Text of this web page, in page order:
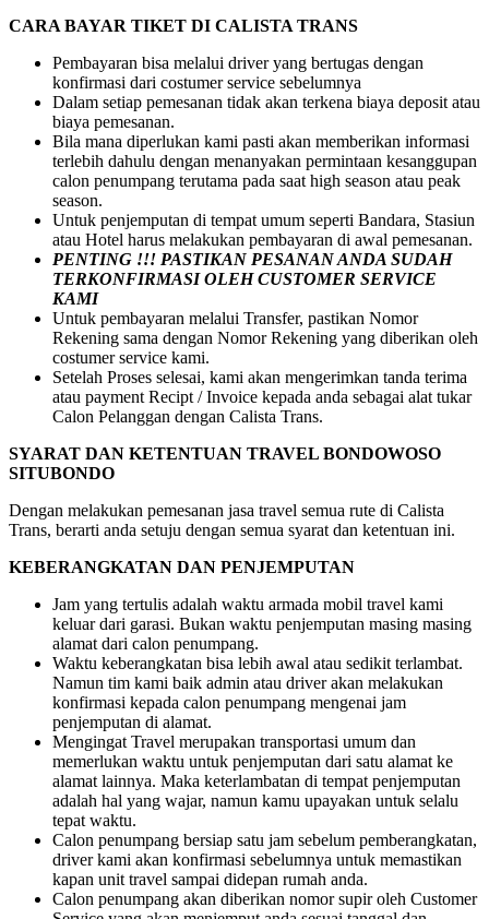
CARA BAYAR TIKET DI CALISTA TRANS
Pembayaran bisa melalui driver yang bertugas dengan
konfirmasi dari costumer service sebelumnya
Dalam setiap pemesanan tidak akan terkena biaya deposit atau
biaya pemesanan.
Bila mana diperlukan kami pasti akan memberikan informasi
terlebih dahulu dengan menanyakan permintaan kesanggupan
calon penumpang terutama pada saat high season atau peak
season.
Untuk penjemputan di tempat umum seperti Bandara, Stasiun
atau Hotel harus melakukan pembayaran di awal pemesanan.
PENTING !!! PASTIKAN PESANAN ANDA SUDAH
TERKONFIRMASI OLEH CUSTOMER SERVICE
KAMI
Untuk pembayaran melalui Transfer, pastikan Nomor
Rekening sama dengan Nomor Rekening yang diberikan oleh
costumer service kami.
Setelah Proses selesai, kami akan mengerimkan tanda terima
atau payment Recipt / Invoice kepada anda sebagai alat tukar
Calon Pelanggan dengan Calista Trans.
SYARAT DAN KETENTUAN TRAVEL BONDOWOSO
SITUBONDO
Dengan melakukan pemesanan jasa travel semua rute di Calista
Trans, berarti anda setuju dengan semua syarat dan ketentuan ini.
KEBERANGKATAN DAN PENJEMPUTAN
Jam yang tertulis adalah waktu armada mobil travel kami
keluar dari garasi. Bukan waktu penjemputan masing masing
alamat dari calon penumpang.
Waktu keberangkatan bisa lebih awal atau sedikit terlambat.
Namun tim kami baik admin atau driver akan melakukan
konfirmasi kepada calon penumpang mengenai jam
penjemputan di alamat.
Mengingat Travel merupakan transportasi umum dan
memerlukan waktu untuk penjemputan dari satu alamat ke
alamat lainnya. Maka keterlambatan di tempat penjemputan
adalah hal yang wajar, namun kamu upayakan untuk selalu
tepat waktu.
Calon penumpang bersiap satu jam sebelum pemberangkatan,
driver kami akan konfirmasi sebelumnya untuk memastikan
kapan unit travel sampai didepan rumah anda.
Calon penumpang akan diberikan nomor supir oleh Customer